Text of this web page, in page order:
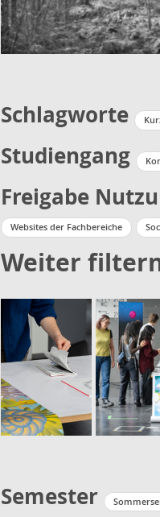
Schlagworte
Studiengang
Freigabe
Websites der Fachbereiche
Weiter
Semester